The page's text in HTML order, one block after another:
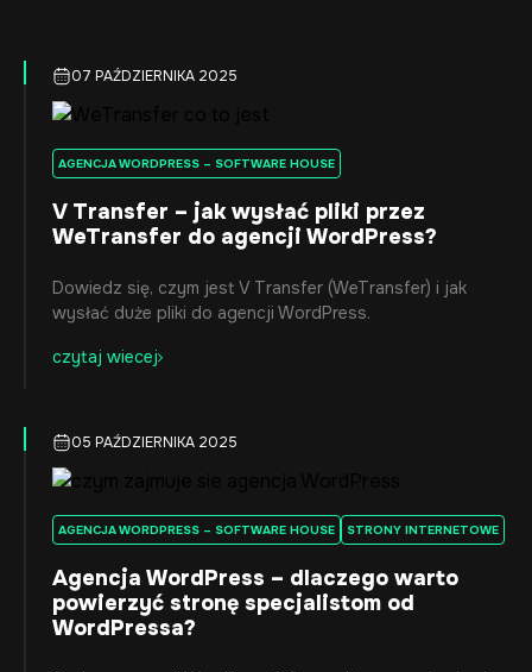
07 PAŹDZIERNIKA 2025
AGENCJA WORDPRESS – SOFTWARE HOUSE
V Transfer – jak wysłać pliki przez
WeTransfer do agencji WordPress?
Dowiedz się, czym jest V Transfer (WeTransfer) i jak
wysłać duże pliki do agencji WordPress.
czytaj wiecej
05 PAŹDZIERNIKA 2025
AGENCJA WORDPRESS – SOFTWARE HOUSE STRONY INTERNETOWE
Agencja WordPress – dlaczego warto
powierzyć stronę specjalistom od
WordPressa?